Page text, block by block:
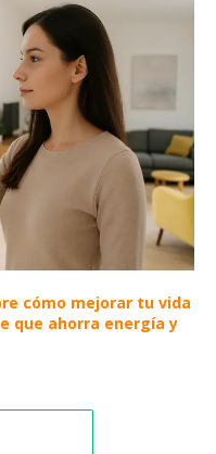
cómo mejorar tu vida
que ahorra energía y